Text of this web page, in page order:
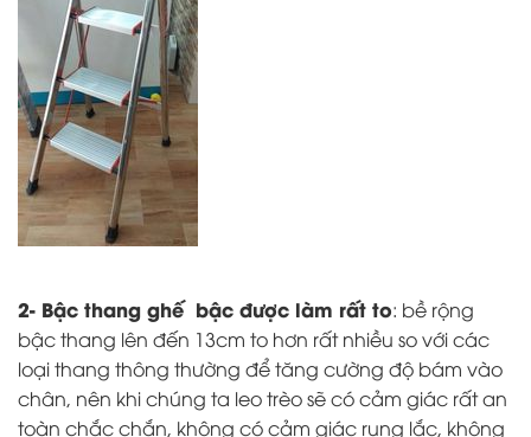
2- Bậc thang ghế bậc được làm rất to: bề rộng
bậc thang lên đến 13cm to hơn rất nhiều so với các
loại thang thông thường để tăng cường độ bám vào
chân, nên khi chúng ta leo trèo sẽ có cảm giác rất an
toàn chắc chắn, không có cảm giác rung lắc, không